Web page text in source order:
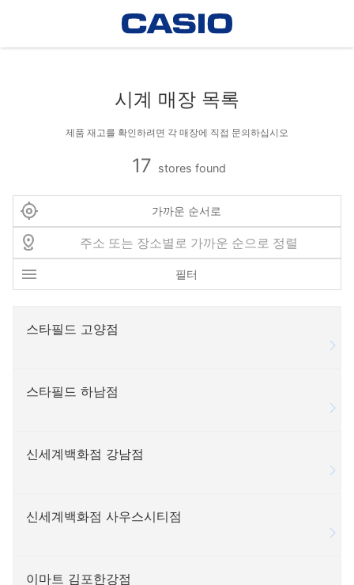
시계 매장 목록
제품 재고를 확인하려면 각 매장에 직접 문의하십시오
17 stores found
가까운 순서로
필터
스타필드 고양점
스타필드 하남점
신세계백화점 강남점
신세계백화점 사우스시티점
이마트 김포한강점